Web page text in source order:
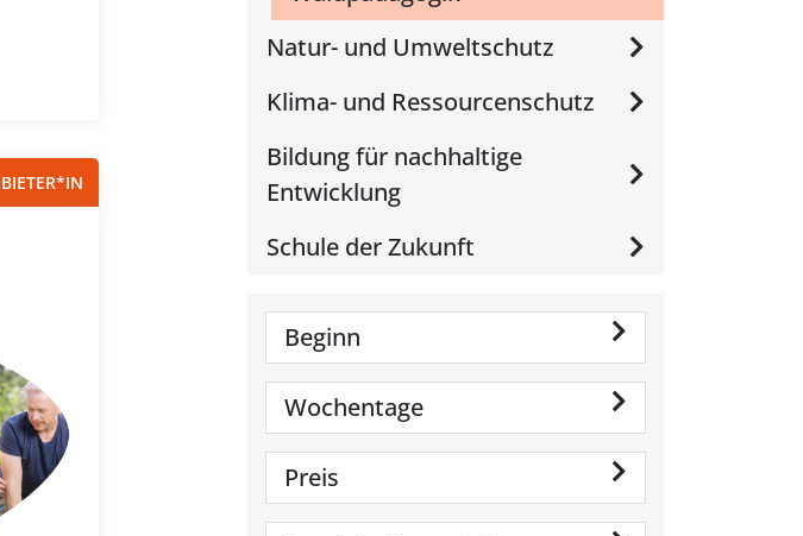
Natur- und Umweltschutz
Klima- und Ressourcenschutz
Bildung für nachhaltige
Entwicklung
Schule der Zukunft
Beginn
Wochentage
Preis